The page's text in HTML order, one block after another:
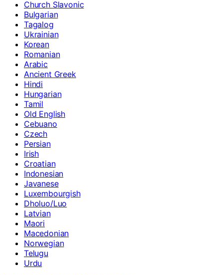
Church Slavonic
Bulgarian
Tagalog
Ukrainian
Korean
Romanian
Arabic
Ancient Greek
Hindi
Hungarian
Tamil
Old English
Cebuano
Czech
Persian
Irish
Croatian
Indonesian
Javanese
Luxembourgish
Dholuo/Luo
Latvian
Maori
Macedonian
Norwegian
Telugu
Urdu